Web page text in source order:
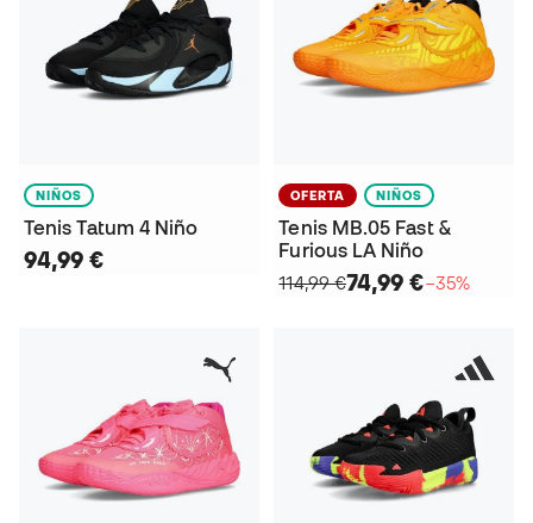
NIÑOS
Tenis Tatum 4 Niño
94,99 €
OFERTA NIÑOS
Tenis MB.05 Fast &
Furious LA Niño
114,99 €74,99 €−35%